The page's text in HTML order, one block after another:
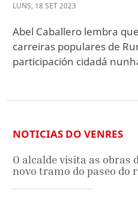
LUNS, 18 SET2023
Abel Caballero lembra
carreiras populares de
participación cidadá
NOTICIAS DO VENRES
O alcalde visita as obras
novo tramo do paseo do